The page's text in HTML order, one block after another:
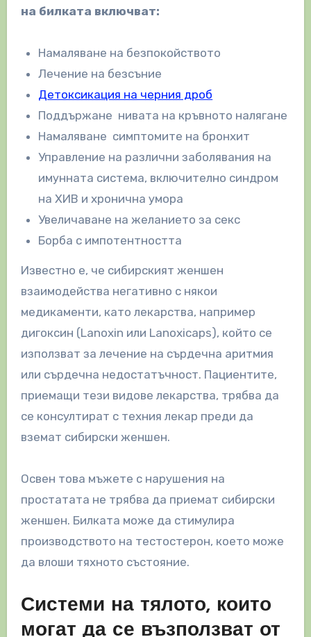
на билката включват:
Намаляване на безпокойството
Лечение на безсъние
Детоксикация на черния дроб
Поддържане нивата на кръвното налягане
Намаляване симптомите на бронхит
Управление на различни заболявания на
имунната система, включително синдром
на ХИВ и хронична умора
Увеличаване на желанието за секс
Борба с импотентността
Известно е, че сибирският женшен
взаимодейства негативно с някои
медикаменти, като лекарства, например
дигоксин (Lanoxin или Lanoxicaps), който се
използват за лечение на сърдечна аритмия
или сърдечна недостатъчност. Пациентите,
приемащи тези видове лекарства, трябва да
се консултират с техния лекар преди да
вземат сибирски женшен.
Освен това мъжете с нарушения на
простатата не трябва да приемат сибирски
женшен. Билката може да стимулира
производството на тестостерон, което може
да влоши тяхното състояние.
Системи на тялото, които
могат да се възползват от